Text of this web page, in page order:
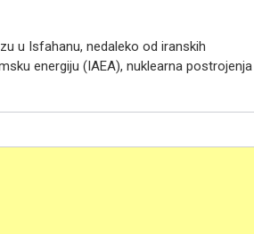
u Isfahanu, nedaleko od iranskih
energiju (IAEA), nuklearna postrojenja